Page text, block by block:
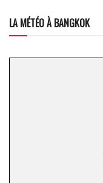
LA MÉTÉO À BANGKOK